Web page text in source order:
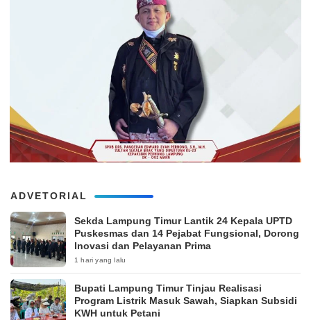
ADVETORIAL
‎Sekda Lampung Timur Lantik 24 Kepala UPTD
Puskesmas dan 14 Pejabat Fungsional, Dorong
Inovasi dan Pelayanan Prima
1 hari yang lalu
Bupati Lampung Timur Tinjau Realisasi
Program Listrik Masuk Sawah, Siapkan Subsidi
KWH untuk Petani